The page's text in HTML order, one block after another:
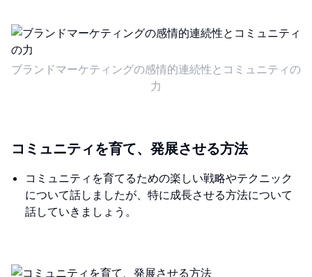
ブランドマーケティングの感情的連続性とコミュニティの
力
コミュニティを育て、発展させる方法
コミュニティを育てるための楽しい戦略やテクニック
について話しましたが、特に成長させる方法について
話していきましょう。